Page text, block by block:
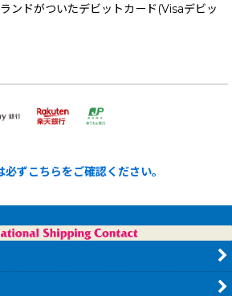
ランドがついたデビットカード(Visaデビッ
ずこちらをご確認ください。